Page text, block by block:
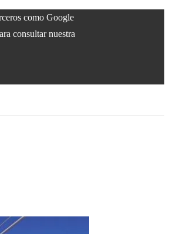
como Google
consultar nuestra